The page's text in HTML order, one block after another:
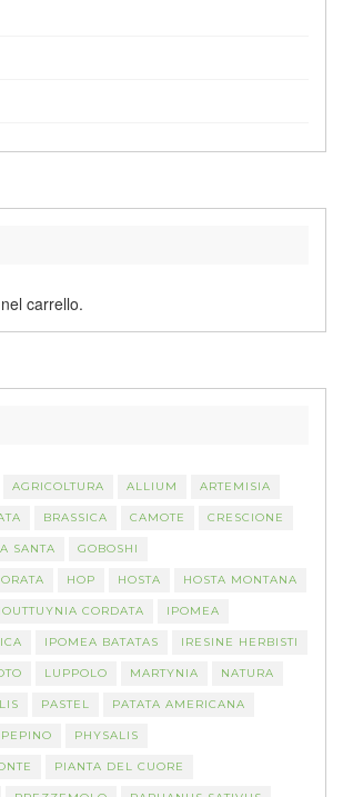
carrello.
AGRICOLTURA ALLIUM ARTEMISIA
BRASSICA CAMOTE CRESCIONE
SANTA GOBOSHI
HOP HOSTA HOSTA MONTANA
CORDATA IPOMEA
IPOMEA BATATAS IRESINE HERBISTI
LUPPOLO MARTYNIA NATURA
PASTEL PATATA AMERICANA
PEPINO PHYSALIS
PIANTA DEL CUORE